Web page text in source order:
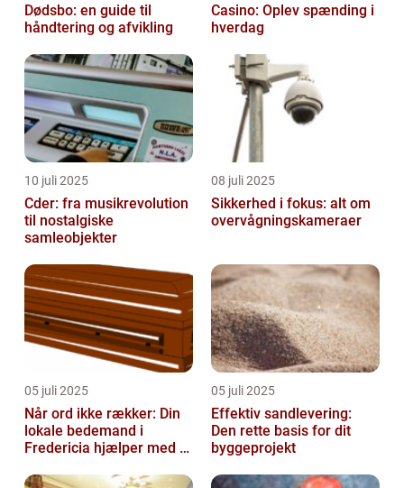
Dødsbo: en guide til
håndtering og afvikling
Casino: Oplev spænding i
hverdag
10 juli 2025
Cder: fra musikrevolution
til nostalgiske
samleobjekter
08 juli 2025
Sikkerhed i fokus: alt om
overvågningskameraer
05 juli 2025
Når ord ikke rækker: Din
lokale bedemand i
Fredericia hjælper med at
05 juli 2025
Effektiv sandlevering:
Den rette basis for dit
byggeprojekt